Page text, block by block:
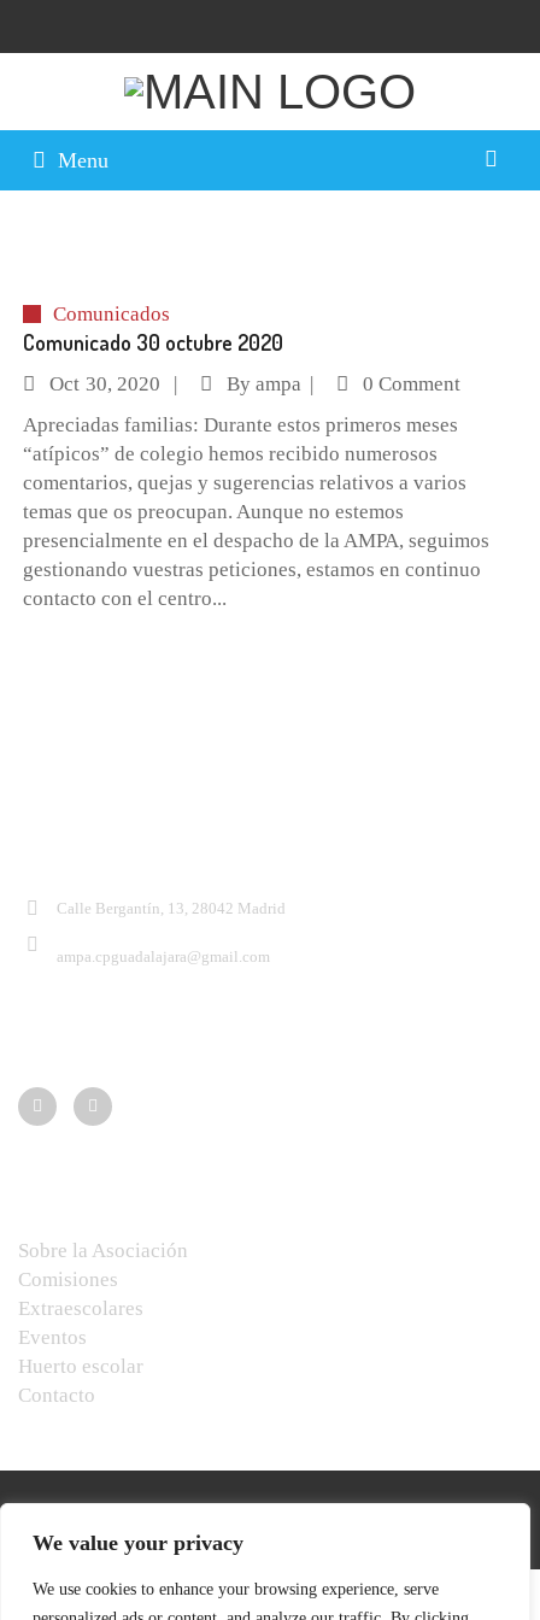
We value your privacy
We use cookies to enhance your browsing experience, serve
Menu
Comunicados
Comunicado 30 octubre 2020
Oct 30, 2020 By ampa
0 Comment
Apreciadas familias: Durante estos primeros meses
“atípicos” de colegio hemos recibido numerosos
comentarios, quejas y sugerencias relativos a varios
temas que os preocupan. Aunque no estemos
presencialmente en el despacho de la AMPA, seguimos
gestionando vuestras peticiones, estamos en continuo
contacto con el centro...
Calle Bergantín, 13, 28042 Madrid
ampa.cpguadalajara@gmail.com
Sobre la Asociación
Comisiones
Extraescolares
Eventos
Huerto escolar
Contacto